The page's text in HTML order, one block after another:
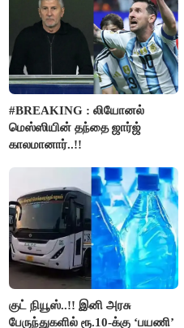
#BREAKING : லியோனல்
மெஸ்ஸியின் தந்தை ஜார்ஜ்
காலமானார்..!!
குட் நியூஸ்..!! இனி அரசு
பேருந்துகளில் ரூ.10-க்கு ‘பயணி’